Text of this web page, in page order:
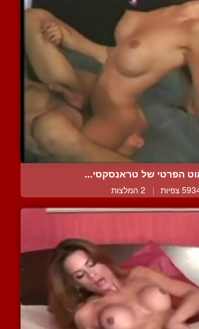
הפרטי של טראנסקסי...
צפיות | 2 המלצות